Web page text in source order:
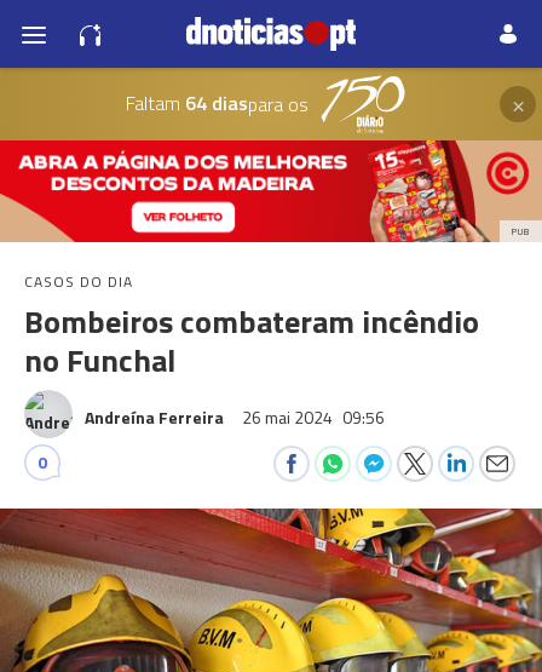
Faltam 64 diaspara os ×
PUB
CASOS DO DIA
Bombeiros combateram incêndio
no Funchal
Andreína Ferreira 26 mai 2024 09:56
0